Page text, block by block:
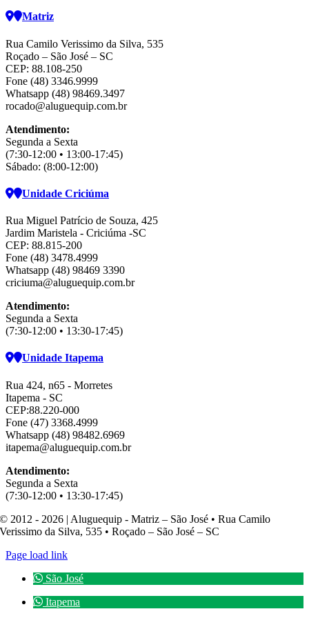
Matriz
Rua Camilo Verissimo da Silva, 535
Roçado – São José – SC
CEP: 88.108-250
Fone (48) 3346.9999
Whatsapp (48) 98469.3497
rocado@aluguequip.com.br
Atendimento:
Segunda a Sexta
(7:30-12:00 • 13:00-17:45)
Sábado: (8:00-12:00)
Unidade Criciúma
Rua Miguel Patrício de Souza, 425
Jardim Maristela - Criciúma -SC
CEP: 88.815-200
Fone (48) 3478.4999
Whatsapp (48) 98469 3390
criciuma@aluguequip.com.br
Atendimento:
Segunda a Sexta
(7:30-12:00 • 13:30-17:45)
Unidade Itapema
Rua 424, n65 - Morretes
Itapema - SC
CEP:88.220-000
Fone (47) 3368.4999
Whatsapp (48) 98482.6969
itapema@aluguequip.com.br
Atendimento:
Segunda a Sexta
(7:30-12:00 • 13:30-17:45)
© 2012 - 2026 | Aluguequip - Matriz – São José • Rua Camilo
Verissimo da Silva, 535 • Roçado – São José – SC
Page load link
São José
Itapema